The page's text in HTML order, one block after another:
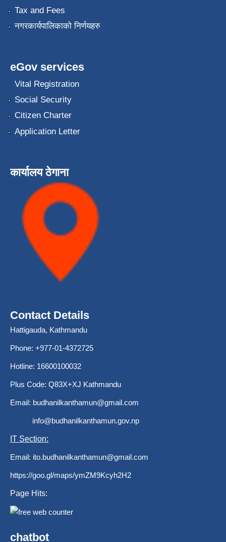
Tax and Fees
नगरकार्यपालिकाको निर्णयहरु
eGov services
Vital Registration
Social Security
Citizen Charter
Application Letter
कार्यालय ठेगाना
Contact Details
Hattigauda, Kathmandu
Phone: +977-01-4372725
Hotline: 16600100032
Plus Code: Q83X+XJ Kathmandu
Email: budhanilkanthamun@gmail.com
info@budhanilkanthamun.gov.np
IT Section:
Email: ito.budhanilkanthamun@gmail.com
https://goo.gl/maps/ymZM9Kcyh2H2
Page Hits:
chatbot